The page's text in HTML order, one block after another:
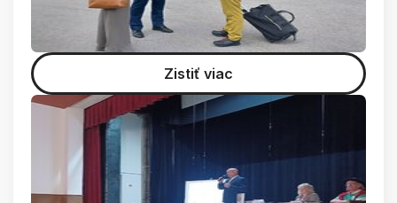
Zistiť viac